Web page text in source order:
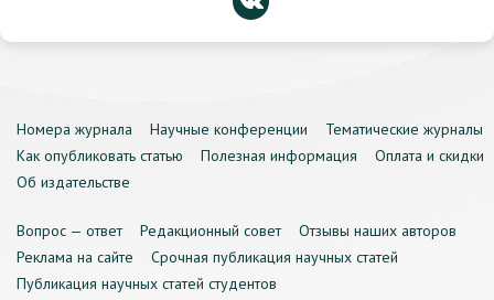
Номера журнала Научные конференции
Тематические журналы
Как опубликовать статью
Полезная информация
Оплата и скидки
Об издательстве
Вопрос — ответ Редакционный совет
Отзывы наших авторов
Реклама на сайте
Срочная публикация научных статей
Публикация научных статей студентов